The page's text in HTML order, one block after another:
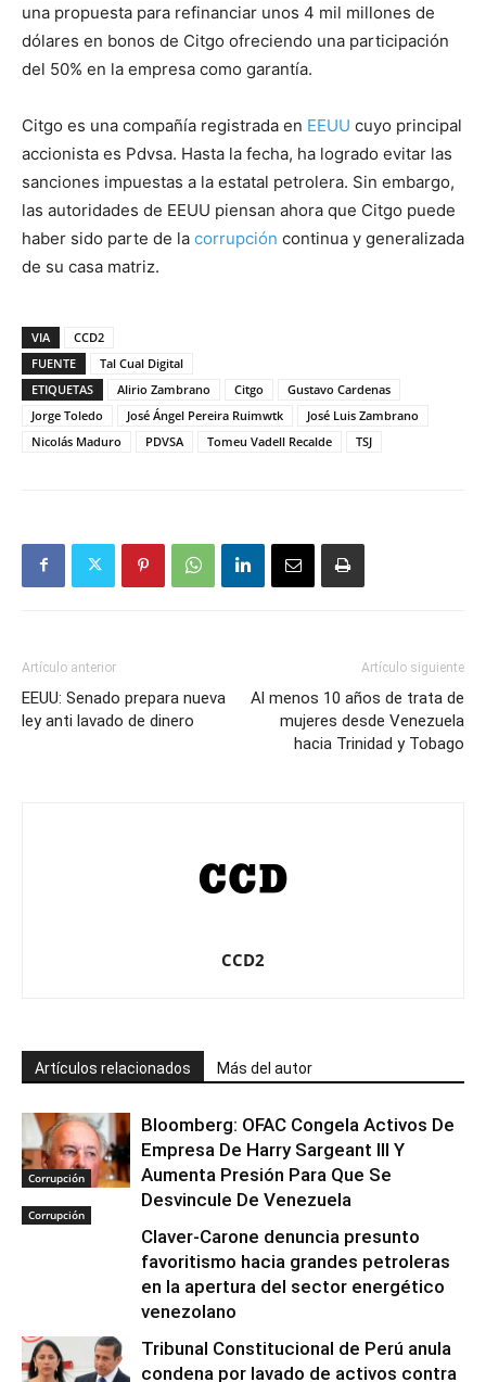
una propuesta para refinanciar unos 4 mil millones de
dólares en bonos de Citgo ofreciendo una participación
del 50% en la empresa como garantía.
Citgo es una compañía registrada en EEUU cuyo principal
accionista es Pdvsa. Hasta la fecha, ha logrado evitar las
sanciones impuestas a la estatal petrolera. Sin embargo,
las autoridades de EEUU piensan ahora que Citgo puede
haber sido parte de la corrupción continua y generalizada
de su casa matriz.
VIA
CCD2
FUENTE
Tal Cual Digital
ETIQUETAS
Alirio Zambrano Citgo
Gustavo Cardenas
Jorge Toledo
José Ángel Pereira Ruimwtk
José Luis Zambrano
Nicolás Maduro
PDVSA Tomeu Vadell Recalde TSJ
Artículo anterior
EEUU: Senado prepara nueva
ley anti lavado de dinero
Artículo siguiente
Al menos 10 años de trata de
mujeres desde Venezuela
hacia Trinidad y Tobago
CCD2
Artículos relacionados Más del autor
Corrupción
Bloomberg: OFAC Congela Activos De
Empresa De Harry Sargeant III Y
Aumenta Presión Para Que Se
Desvincule De Venezuela
Corrupción
Claver-Carone denuncia presunto
favoritismo hacia grandes petroleras
en la apertura del sector energético
venezolano
Tribunal Constitucional de Perú anula
condena por lavado de activos contra